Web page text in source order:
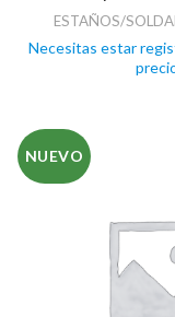
ESTAÑOS/
Necesitas estar
NUEVO